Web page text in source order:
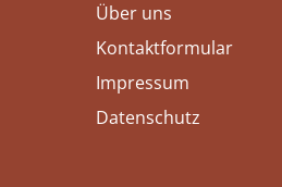
Über uns
Kontaktformular
Impressum
Datenschutz